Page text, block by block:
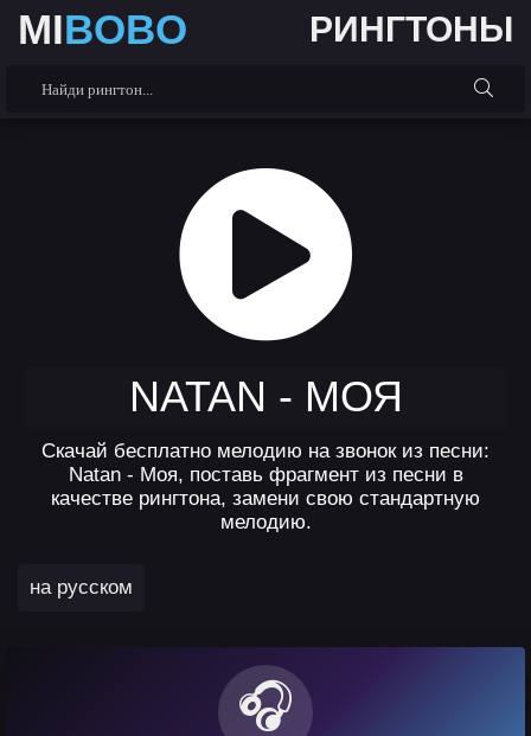
MIBOBO РИНГТОНЫ
NATAN - МОЯ
Скачай бесплатно мелодию на звонок из песни:
Natan - Моя, поставь фрагмент из песни в
качестве рингтона, замени свою стандартную
мелодию.
на русском
🎧